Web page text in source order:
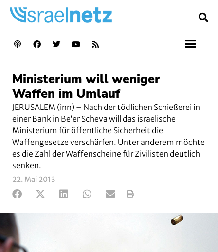
Ministerium will weniger
Waffen im Umlauf
JERUSALEM (inn) – Nach der tödlichen Schießerei in
einer Bank in Be‘er Scheva will das israelische
Ministerium für öffentliche Sicherheit die
Waffengesetze verschärfen. Unter anderem möchte
es die Zahl der Waffenscheine für Zivilisten deutlich
senken.
22. Mai 2013